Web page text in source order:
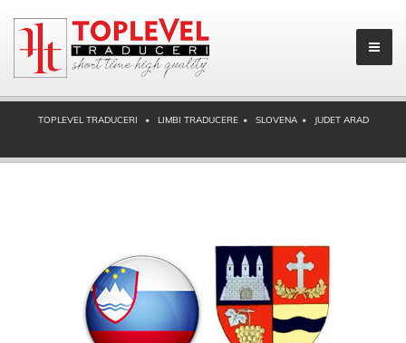
TOPLEVEL TRADUCERI LIMBI TRADUCERE SLOVENA JUDET ARAD